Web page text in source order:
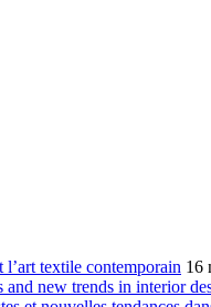
l’art textile contemporain 16
new trends in interior